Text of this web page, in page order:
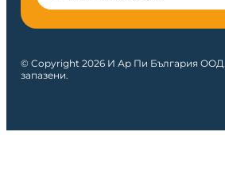
© Copyright 2026 И Ар Пи България
запазени.